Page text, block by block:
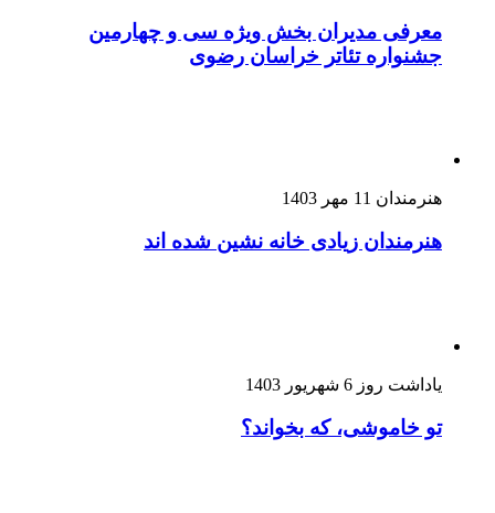
معرفی مدیران بخش ویژه سی و چهارمین
جشنواره تئاتر خراسان رضوی
هنرمندان 11 مهر 1403
هنرمندان زیادی خانه نشین شده اند
یاداشت روز 6 شهریور 1403
تو خاموشی، که بخواند؟